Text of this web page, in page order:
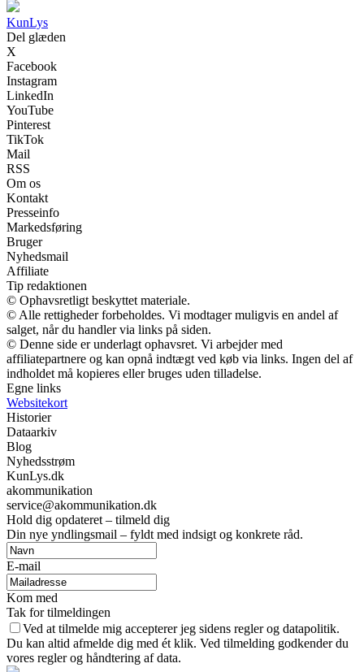
KunLys
Del glæden
X
Facebook
Instagram
LinkedIn
YouTube
Pinterest
TikTok
Mail
RSS
Om os
Kontakt
Presseinfo
Markedsføring
Bruger
Nyhedsmail
Affiliate
Tip redaktionen
© Ophavsretligt beskyttet materiale.
© Alle rettigheder forbeholdes. Vi modtager muligvis en andel af
salget, når du handler via links på siden.
© Denne side er underlagt ophavsret. Vi arbejder med
affiliatepartnere og kan opnå indtægt ved køb via links. Ingen del af
indholdet må kopieres eller bruges uden tilladelse.
Egne links
Websitekort
Historier
Dataarkiv
Blog
Nyhedsstrøm
KunLys.dk
akommunikation
service@akommunikation.dk
Hold dig opdateret – tilmeld dig
Din nye yndlingsmail – fyldt med indsigt og konkrete råd.
E-mail
Kom med
Tak for tilmeldingen
Ved at tilmelde mig accepterer jeg sidens regler og datapolitik.
Du kan altid afmelde dig med ét klik. Ved tilmelding godkender du
vores regler og håndtering af data.